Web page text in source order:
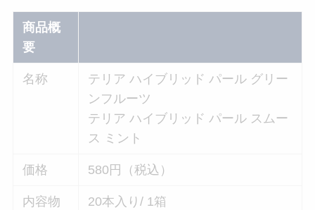
商品概
要
名称
テリア ハイブリッド パール グリー
ンフルーツ
テリア ハイブリッド パール スムー
ス ミント
価格 580円（税込）
内容物 20本入り/ 1箱